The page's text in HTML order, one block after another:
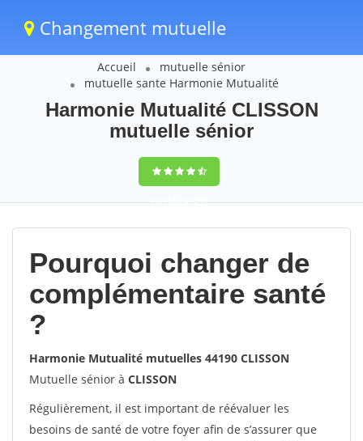
Changement mutuelle
Accueil
mutuelle sénior
mutuelle sante Harmonie Mutualité
Harmonie Mutualité CLISSON
mutuelle sénior
9,5(100%)219
votes
Pourquoi changer de
complémentaire santé
?
Harmonie Mutualité mutuelles 44190 CLISSON
Mutuelle sénior à CLISSON
Régulièrement, il est important de réévaluer les
besoins de santé de votre foyer afin de s’assurer que